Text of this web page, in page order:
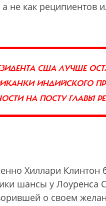
не как реципиентов
США ЛУЧШЕ
ИНДИЙСКОГО
НА ПОСТУ ГЛАВЫ
Хиллари
шансы у Лоуренса
о своем